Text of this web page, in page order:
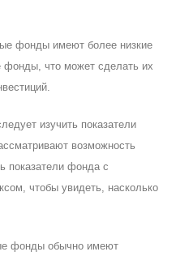
фонды имеют более низкие
фонды, что может сделать их
изучить показатели
возможность
показатели фонда с
чтобы увидеть, насколько
фонды обычно имеют